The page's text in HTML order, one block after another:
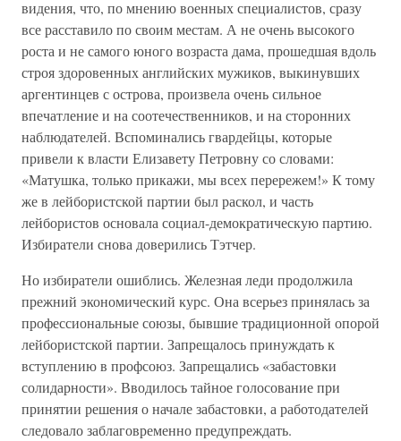
видения, что, по мнению военных специалистов, сразу
все расставило по своим местам. А не очень высокого
роста и не самого юного возраста дама, прошедшая вдоль
строя здоровенных английских мужиков, выкинувших
аргентинцев с острова, произвела очень сильное
впечатление и на соотечественников, и на сторонних
наблюдателей. Вспоминались гвардейцы, которые
привели к власти Елизавету Петровну со словами:
«Матушка, только прикажи, мы всех перережем!» К тому
же в лейбористской партии был раскол, и часть
лейбористов основала социал-демократическую партию.
Избиратели снова доверились Тэтчер.
Но избиратели ошиблись. Железная леди продолжила
прежний экономический курс. Она всерьез принялась за
профессиональные союзы, бывшие традиционной опорой
лейбористской партии. Запрещалось принуждать к
вступлению в профсоюз. Запрещались «забастовки
солидарности». Вводилось тайное голосование при
принятии решения о начале забастовки, а работодателей
следовало заблаговременно предупреждать.